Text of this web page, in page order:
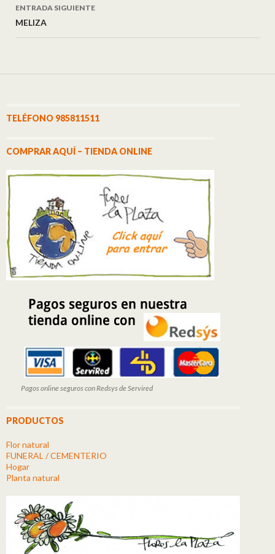
ENTRADA SIGUIENTE
MELIZA
TELÉFONO 985811511
COMPRAR AQUÍ – TIENDA ONLINE
Pagos online seguros con Redsys de Servired
PRODUCTOS
Flor natural
FUNERAL / CEMENTERIO
Hogar
Planta natural